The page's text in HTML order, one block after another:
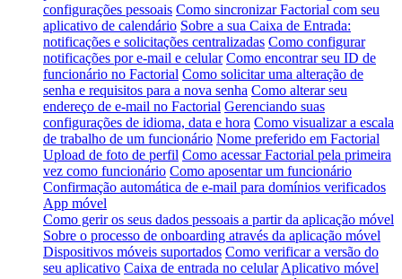
configurações pessoais Como sincronizar Factorial com seu
aplicativo de calendário Sobre a sua Caixa de Entrada:
notificações e solicitações centralizadas Como configurar
notificações por e-mail e celular Como encontrar seu ID de
funcionário no Factorial Como solicitar uma alteração de
senha e requisitos para a nova senha Como alterar seu
endereço de e-mail no Factorial Gerenciando suas
configurações de idioma, data e hora Como visualizar a escala
de trabalho de um funcionário Nome preferido em Factorial
Upload de foto de perfil Como acessar Factorial pela primeira
vez como funcionário Como aposentar um funcionário
Confirmação automática de e-mail para domínios verificados
App móvel
Como gerir os seus dados pessoais a partir da aplicação móvel
Sobre o processo de onboarding através da aplicação móvel
Dispositivos móveis suportados Como verificar a versão do
seu aplicativo Caixa de entrada no celular Aplicativo móvel